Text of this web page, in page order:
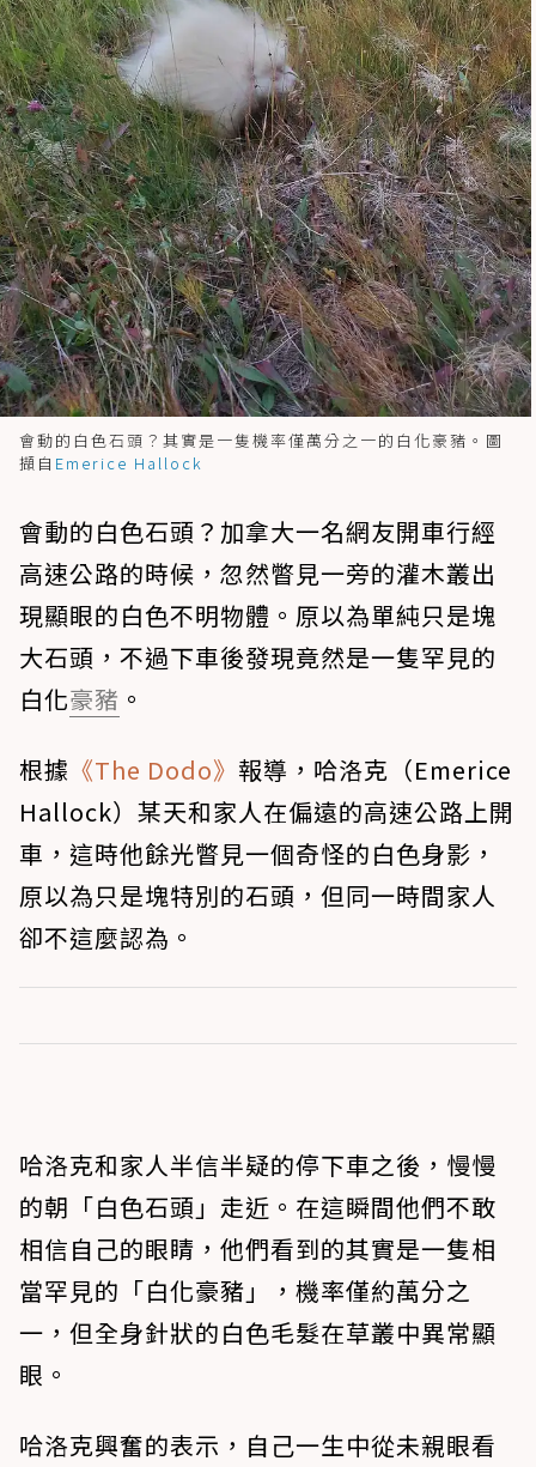
會動的白色石頭？其實是一隻機率僅萬分之一的白化豪豬。圖
擷自 Emerice Hallock
會動的白色石頭？加拿大一名網友開車行經
高速公路的時候，忽然瞥見一旁的灌木叢出
現顯眼的白色不明物體。原以為單純只是塊
大石頭，不過下車後發現竟然是一隻罕見的
白化豪豬 。
根據 《The Dodo》 報導，哈洛克（Emerice
Hallock）某天和家人在偏遠的高速公路上開
車，這時他餘光瞥見一個奇怪的白色身影，
原以為只是塊特別的石頭，但同一時間家人
卻不這麼認為。
哈洛克和家人半信半疑的停下車之後，慢慢
的朝「白色石頭」走近。在這瞬間他們不敢
相信自己的眼睛，他們看到的其實是一隻相
當罕見的「白化豪豬」，機率僅約萬分之
一，但全身針狀的白色毛髮在草叢中異常顯
眼。
哈洛克興奮的表示，自己一生中從未親眼看